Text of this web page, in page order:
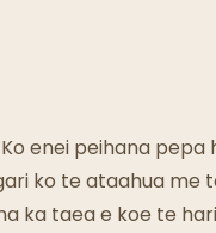
Whare Tunu Taro
Pūnu Hinuhinu
enei peihana
ko te ataahua me
ka taea e koe te